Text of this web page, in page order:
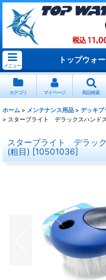
メニュー
トップウォ
カテゴリ マイページ 商品検索
ホーム > メンテナンス用品 > デッキブ
> スターブライト デラックスハンド
スターブライト デラッ
(粗目) [10501036]